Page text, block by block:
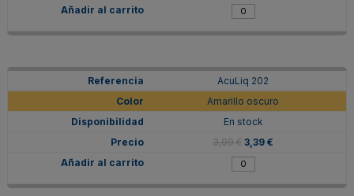
AcuLiq 202
Amarillo oscuro
En stock
3,99 € 3,39 €